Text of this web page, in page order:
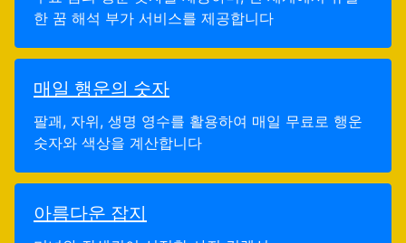
한 꿈 해석 부가 서비스를 제공합니다
매일 행운의 숫자
팔괘, 자위, 생명 영수를 활용하여 매일 무료로 행운
숫자와 색상을 계산합니다
아름다운 잡지